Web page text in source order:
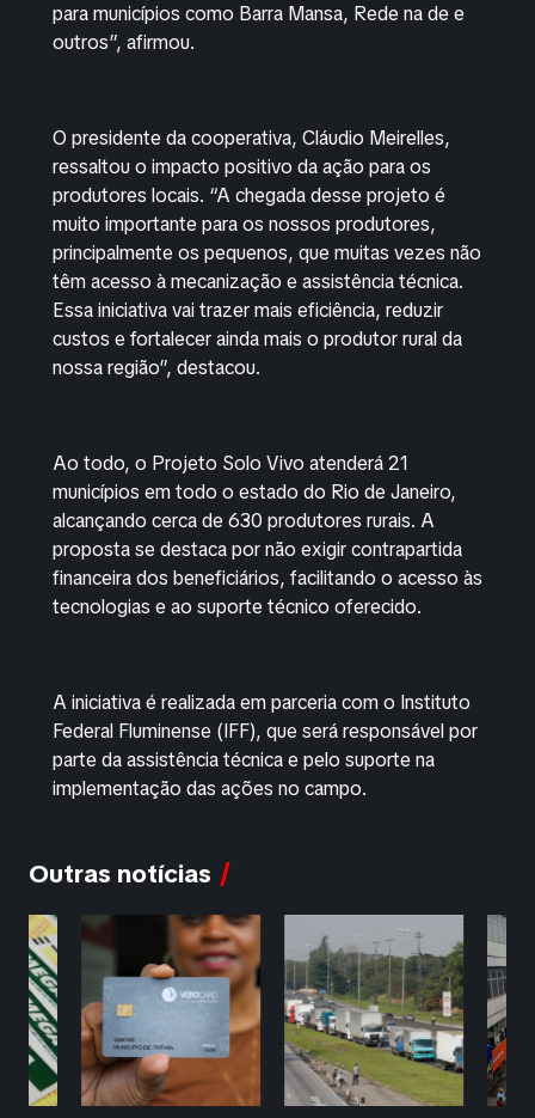
para municípios como Barra Mansa, Rede na de e
outros”, afirmou.
O presidente da cooperativa, Cláudio Meirelles,
ressaltou o impacto positivo da ação para os
produtores locais. “A chegada desse projeto é
muito importante para os nossos produtores,
principalmente os pequenos, que muitas vezes não
têm acesso à mecanização e assistência técnica.
Essa iniciativa vai trazer mais eficiência, reduzir
custos e fortalecer ainda mais o produtor rural da
nossa região”, destacou.
Ao todo, o Projeto Solo Vivo atenderá 21
municípios em todo o estado do Rio de Janeiro,
alcançando cerca de 630 produtores rurais. A
proposta se destaca por não exigir contrapartida
financeira dos beneficiários, facilitando o acesso às
tecnologias e ao suporte técnico oferecido.
A iniciativa é realizada em parceria com o Instituto
Federal Fluminense (IFF), que será responsável por
parte da assistência técnica e pelo suporte na
implementação das ações no campo.
Outras notícias